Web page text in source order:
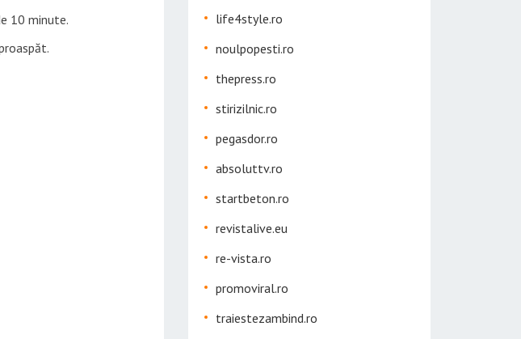
10 minute.
life4style.ro
noulpopesti.ro
thepress.ro
stirizilnic.ro
pegasdor.ro
absoluttv.ro
startbeton.ro
revistalive.eu
re-vista.ro
promoviral.ro
traiestezambind.ro